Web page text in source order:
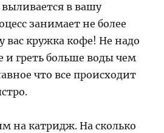
в вашу
занимает не более
вас кружка кофе! Не надо
и греть больше воды чем
что все происходит
на катридж. На сколько